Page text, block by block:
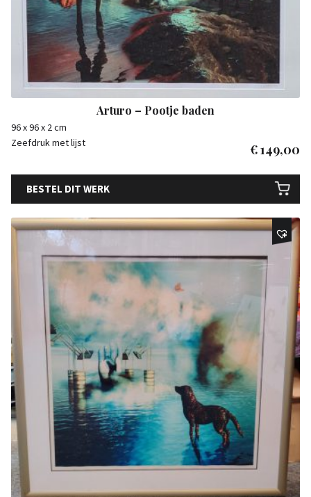
Arturo – Pootje baden
96 x 96 x 2 cm
Zeefdruk met lijst
€149,00
BESTEL DIT WERK